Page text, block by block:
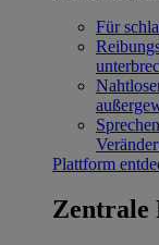
Für
Plattform
Zentrale